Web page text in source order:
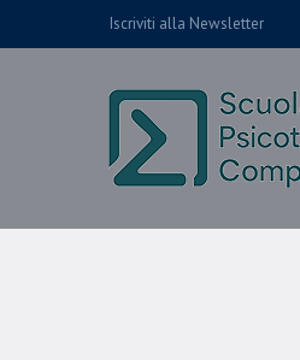
Iscriviti alla Newsletter